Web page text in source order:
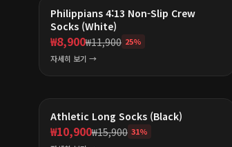
Philippians 4:13 Non-Slip Crew
Socks (White)
₩8,900₩11,900 25%
자세히 보기 →
Athletic Long Socks (Black)
₩10,900₩15,900 31%